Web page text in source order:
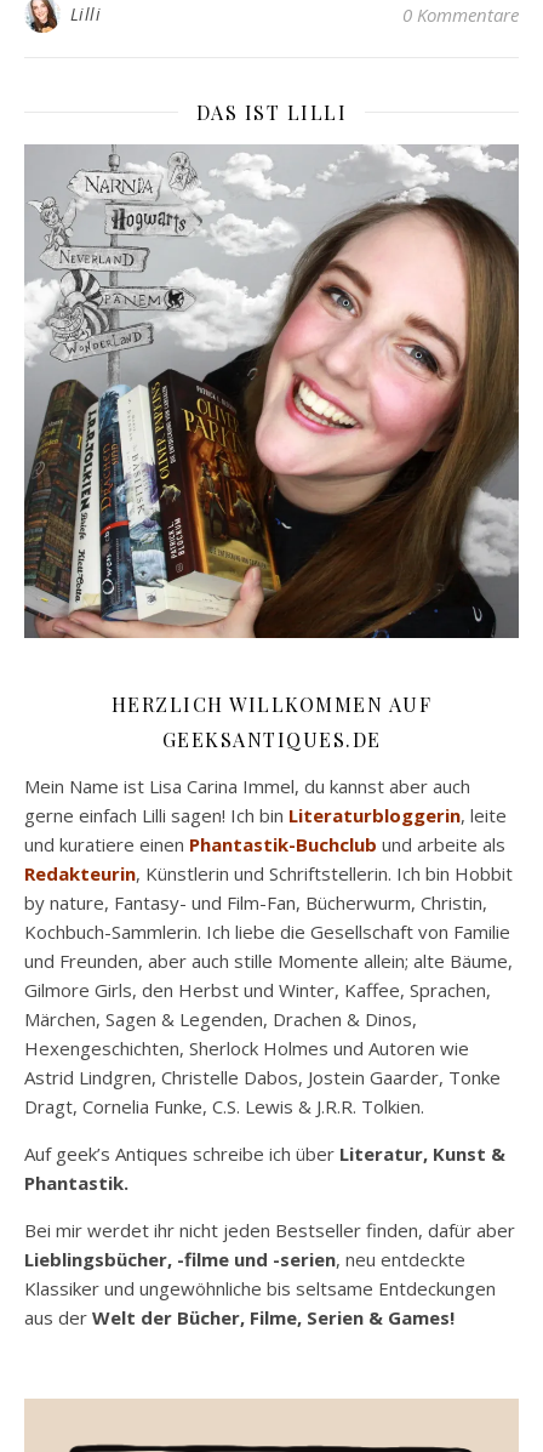
Lilli 0 Kommentare
DAS IST LILLI
HERZLICH WILLKOMMEN AUF
GEEKSANTIQUES.DE
Mein Name ist Lisa Carina Immel, du kannst aber auch
gerne einfach Lilli sagen! Ich bin Literaturbloggerin, leite
und kuratiere einen Phantastik-Buchclub und arbeite als
Redakteurin, Künstlerin und Schriftstellerin. Ich bin Hobbit
by nature, Fantasy- und Film-Fan, Bücherwurm, Christin,
Kochbuch-Sammlerin. Ich liebe die Gesellschaft von Familie
und Freunden, aber auch stille Momente allein; alte Bäume,
Gilmore Girls, den Herbst und Winter, Kaffee, Sprachen,
Märchen, Sagen & Legenden, Drachen & Dinos,
Hexengeschichten, Sherlock Holmes und Autoren wie
Astrid Lindgren, Christelle Dabos, Jostein Gaarder, Tonke
Dragt, Cornelia Funke, C.S. Lewis & J.R.R. Tolkien.
Auf geek’s Antiques schreibe ich über Literatur, Kunst &
Phantastik.
Bei mir werdet ihr nicht jeden Bestseller finden, dafür aber
Lieblingsbücher, -filme und -serien, neu entdeckte
Klassiker und ungewöhnliche bis seltsame Entdeckungen
aus der Welt der Bücher, Filme, Serien & Games!